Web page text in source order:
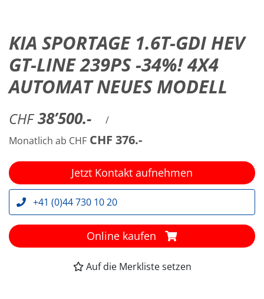
KIA SPORTAGE 1.6T-GDI HEV
GT-LINE 239PS -34%! 4X4
AUTOMAT NEUES MODELL
CHF 38’500.-
/
Monatlich ab CHF CHF 376.-
Jetzt Kontakt aufnehmen
+41 (0)44 730 10 20
Online kaufen
Auf die Merkliste setzen